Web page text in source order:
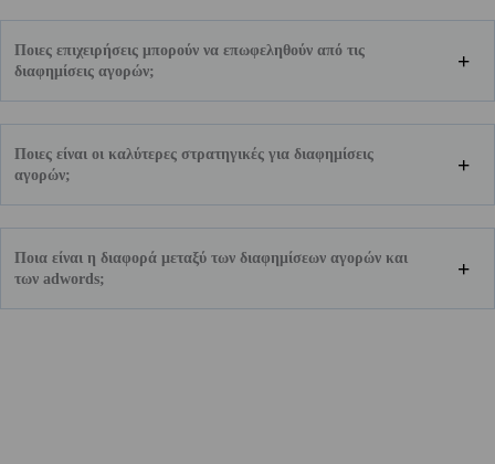
Ποιες επιχειρήσεις μπορούν να επωφεληθούν από τις
διαφημίσεις αγορών;
Ποιες είναι οι καλύτερες στρατηγικές για διαφημίσεις
αγορών;
Ποια είναι η διαφορά μεταξύ των διαφημίσεων αγορών και
των adwords;